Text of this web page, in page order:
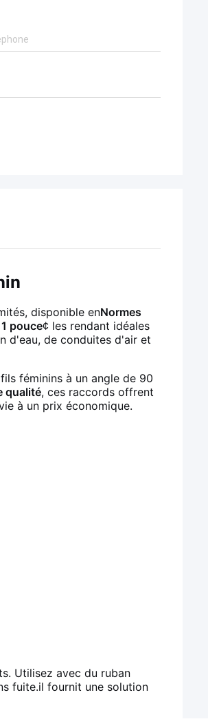
disponible enNormes
pouce¢ les rendant idéales
d'eau, de conduites d'air et
féminins à un angle de 90
qualité, ces raccords offrent
à un prix économique.
Utilisez avec du ruban
fuite.il fournit une solution